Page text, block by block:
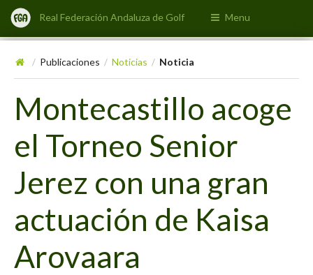
Real Federación Andaluza de Golf Menu
/ Publicaciones / Noticias / Noticia
Montecastillo acoge
el Torneo Senior
Jerez con una gran
actuación de Kaisa
Arovaara